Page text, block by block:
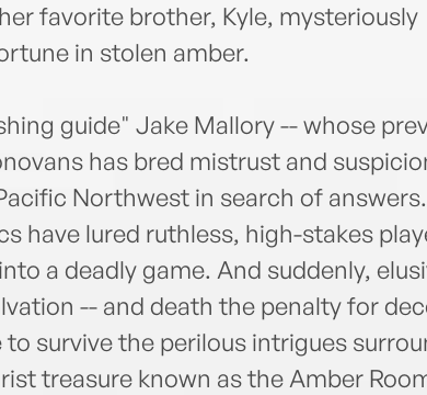
favorite brother, Kyle, mysteriously
in stolen amber.
guide" Jake Mallory -- whose
has bred mistrust and
Northwest in search of
have lured ruthless, high-stakes
a deadly game. And suddenly,
-- and death the penalty for
survive the perilous intrigues
treasure known as the Amber